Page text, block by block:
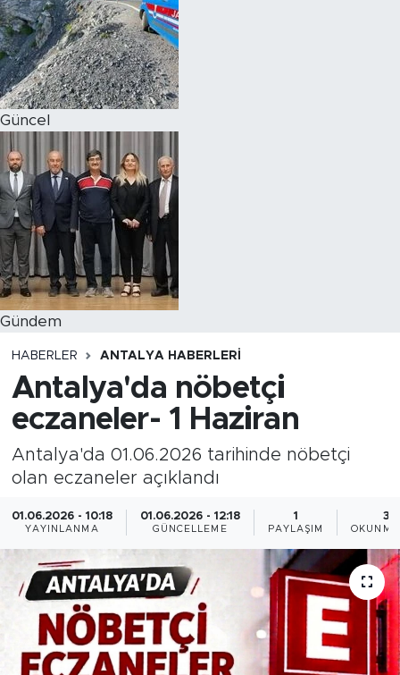
Güncel
Gündem
HABERLER ANTALYA HABERLERI
Antalya'da nöbetçi
eczaneler- 1 Haziran
Antalya'da 01.06.2026 tarihinde nöbetçi
olan eczaneler açıklandı
01.06.2026 - 10:18
YAYINLANMA
01.06.2026 - 12:18
GÜNCELLEME
1
PAYLAŞIM
3
Magazin
Özel Haber
Politika
Resmi İlanlar
Sağlık
Spor
Turizm